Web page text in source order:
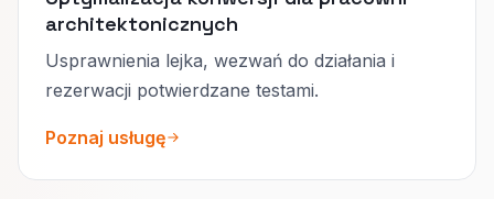
architektonicznych
Usprawnienia lejka, wezwań do działania i
rezerwacji potwierdzane testami.
Poznaj usługę